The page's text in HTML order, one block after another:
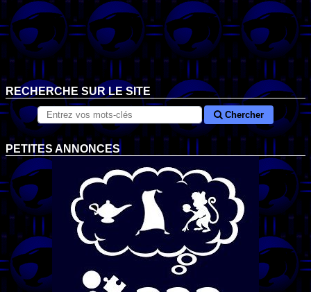
RECHERCHE SUR LE SITE
Chercher
PETITES ANNONCES